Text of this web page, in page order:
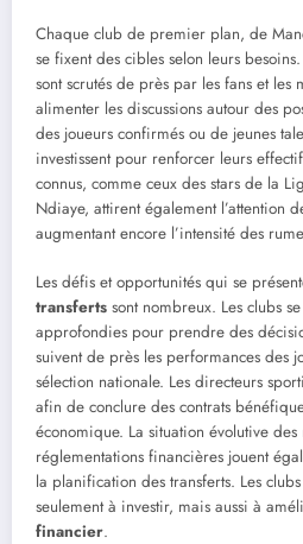
Chaque club de premier plan, de
se fixent des cibles selon leurs besoins.
sont scrutés de près par les fans et les
alimenter les discussions autour des
des joueurs confirmés ou de jeunes
investissent pour renforcer leurs
connus, comme ceux des stars de la
Ndiaye, attirent également l’attention
augmentant encore l’intensité des
Les défis et opportunités qui se
transferts sont nombreux. Les clubs
approfondies pour prendre des
suivent de près les performances des
sélection nationale. Les directeurs
afin de conclure des contrats
économique. La situation évolutive des
réglementations financières jouent
la planification des transferts. Les
seulement à investir, mais aussi à
financier.